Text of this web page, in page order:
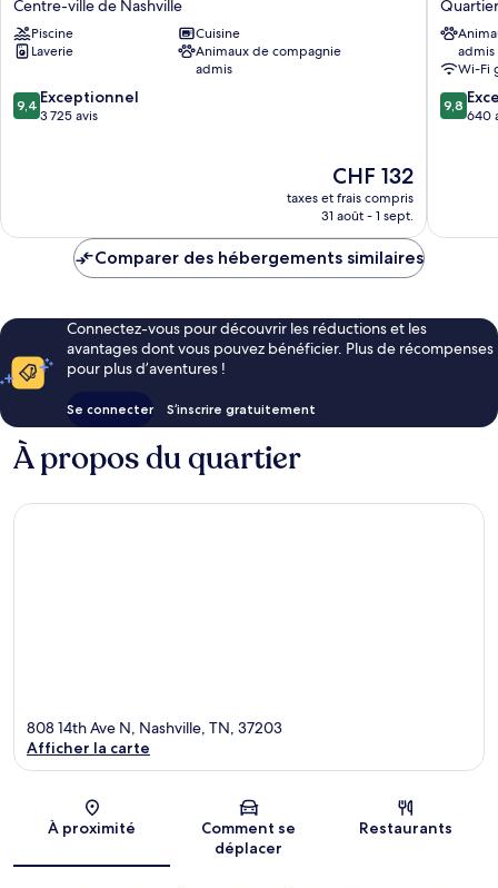
SoBro
Centre-
ville
Nashville
Centre-ville de Nashville
Piscine
Cuisine
Laverie
Animaux de compagnie
admis
9.4
sur
9,4 Exceptionnel
3 725 avis
Le
nouveau
prix
de
CHF 132
taxes et frais compris
31 août - 1 sept.
an
Hotel
Quartier
12 South
admis
Wi-Fi
9.8
sur
9,8
640
Comparer des hébergements similaires
Connectez-vous pour découvrir les réductions et les
avantages dont vous pouvez bénéficier. Plus de récompenses
pour plus d’aventures !
Se connecter S’inscrire gratuitement
À propos du quartier
Carte
808 14th Ave N, Nashville, TN, 37203
Afficher la carte
À proximité
Comment se
déplacer
Restaurants